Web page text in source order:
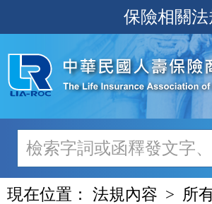
至
主
內
容
保險相關
現在位置： 法規內容 所